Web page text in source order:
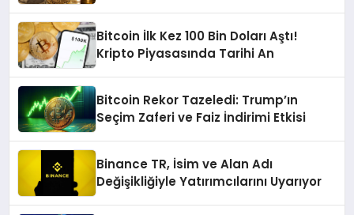
Bitcoin İlk Kez 100 Bin Doları Aştı!
Kripto Piyasasında Tarihi An
Bitcoin Rekor Tazeledi: Trump’ın
Seçim Zaferi ve Faiz İndirimi Etkisi
Binance TR, İsim ve Alan Adı
Değişikliğiyle Yatırımcılarını Uyarıyor